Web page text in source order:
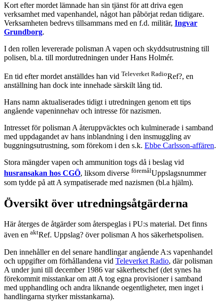
Kort efter mordet lämnade han sin tjänst för att driva egen
verksamhet med vapenhandel, något han påbörjat redan tidigare.
Verksamheten bedrevs tillsammans med en f.d. militär, Ingvar
Grundborg.
I den rollen levererade polisman A vapen och skyddsutrustning till
polisen, bl.a. till mordutredningen under Hans Holmér.
En tid efter mordet anställdes han vid Televerket RadioRef?, en
anställning han dock inte innehade särskilt lång tid.
Hans namn aktualiserades tidigt i utredningen genom ett tips
angående vapeninnehav och intresse för nazismen.
Intresset för polisman A återuppväcktes och kulminerade i samband
med uppdagandet av hans inblandning i den insmuggling av
buggningsutrustning, som förekom i den s.k. Ebbe Carlsson-affären.
Stora mängder vapen och ammunition togs då i beslag vid
husransakan hos CGÖ, liksom diverse föremålUppslagsnummer
som tydde på att A sympatiserade med nazismen (bl.a hjälm).
Översikt över utredningsåtgärderna
Här återges de åtgärder som återspeglas i PU:s material. Det finns
även en aktRef. Uppslag? över polisman A hos säkerhetspolisen.
Den innehåller en del senare handlingar angående A:s vapenhandel
och uppgifter om förhållandena vid Televerket Radio, där polisman
A under juni till december 1986 var säkerhetschef (det synes ha
förekommit misstankar om att A tog egna provisioner i samband
med upphandling och andra liknande oegentligheter, men inget i
handlingarna styrker misstankarna).